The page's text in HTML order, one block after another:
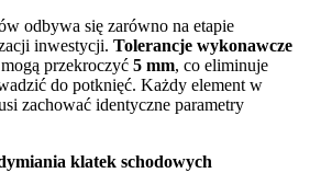
odbywa się zarówno na etapie
inwestycji. Tolerancje wykonawcze
przekroczyć 5 mm, co eliminuje
do potknięć. Każdy element w
zachować identyczne parametry
klatek schodowych